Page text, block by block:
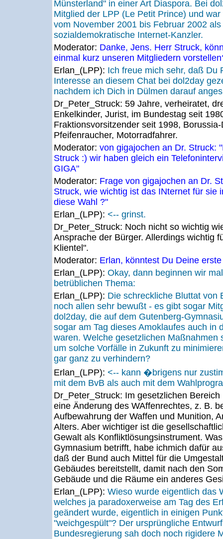
Münsterland" in einer Art Diaspora. Bei
Mitglied der LPP (Le Petit Prince) und
vom November 2001 bis Februar 2002
sozialdemokratische Internet-Kanzler.
Moderator: Danke, Jens. Herr Struck,
einmal kurz unseren Mitgliedern
Erlan_(LPP): Ich freue mich sehr, daß Du
Interesse an diesem Chat bei dol2day
nachdem ich Dich in Dülmen darauf
Dr_Peter_Struck: 59 Jahre, verheiratet,
Enkelkinder, Jurist, im Bundestag seit
Fraktionsvorsitzender seit 1998,
Pfeifenraucher, Motorradfahrer.
Moderator: von gigajochen an Dr. Struck:
Struck :) wir haben gleich ein
GIGA"
Moderator: Frage von gigajochen an Dr.
Struck, wie wichtig ist das INternet für sie
diese Wahl ?"
Erlan_(LPP): <-- grinst.
Dr_Peter_Struck: Noch nicht so wichtig
Ansprache der Bürger. Allerdings wichtig
Klientel".
Moderator: Erlan, könntest Du Deine
Erlan_(LPP): Okay, dann beginnen wir
betrüblichen Thema:
Erlan_(LPP): Die schreckliche Bluttat von
noch allen sehr bewußt - es gibt sogar
dol2day, die auf dem Gutenberg-
sogar am Tag dieses Amoklaufes auch in
waren. Welche gesetzlichen Maßnahmen
um solche Vorfälle in Zukunft zu
gar ganz zu verhindern?
Erlan_(LPP): <-- kann �brigens nur
mit dem BvB als auch mit dem
Dr_Peter_Struck: Im gesetzlichen
eine Änderung des WAffenrechtes, z. B.
Aufbewahrung der Waffen und Munition,
Alters. Aber wichtiger ist die
Gewalt als Konfliktlösungsinstrument.
Gymnasium betrifft, habe ichmich dafür
daß der Bund auch Mittel für die
Gebäudes bereitstellt, damit nach den
Gebäude und die Räume ein anderes
Erlan_(LPP): Wieso wurde eigentlich das
welches ja paradoxerweise am Tag des
geändert wurde, eigentlich in einigen
"weichgespült"? Der ursprüngliche
Bundesregierung sah doch noch rigidere